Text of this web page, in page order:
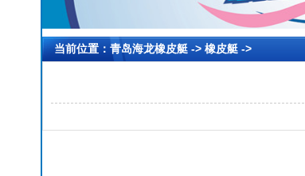
当前位置： 青岛海龙橡皮艇-> 橡皮艇->